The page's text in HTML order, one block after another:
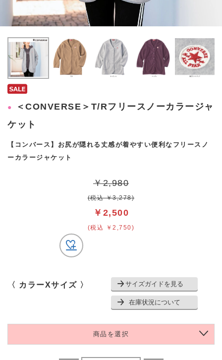
＜CONVERSE＞T/Rフリースノーカラージャ
ケット
【コンバース】お尻が隠れる丈感が着やすい便利なフリースノ
ーカラージャケット
￥2,980
(税込 ￥3,278)
￥2,500
(税込 ￥2,750)
〈 カラーXサイズ 〉 サイズガイドを見る
在庫状況について
商品を選択